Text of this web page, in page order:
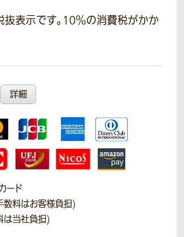
表示です。10％の消費税がかか
詳細
ード
数料はお客様負担)
は当社負担)